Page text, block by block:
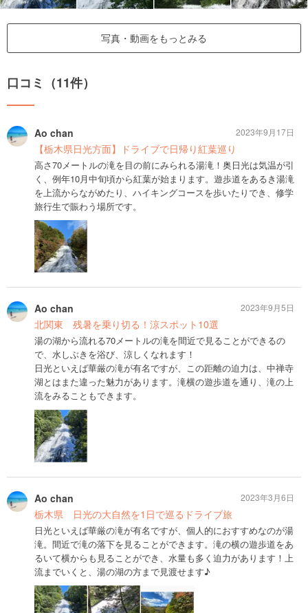
写真・動画をもっとみる
口コミ（11件）
Ao chan
【栃木県日光方面】ドライブで日帰り紅葉巡り
高さ70メートルの滝を目の前にみられる湯滝！奥日光は気温が引
く、例年10月中旬頃から紅葉が始まります。遊歩道をあるき湯滝
を上流からながめたり、ハイキングコースを歩いたりでき、修学
旅行生で賑わう場所です。
2023年9月17日
Ao chan
北関東 残暑を乗り切る！涼スポット10選
湯の湖から流れる70メートルの滝を間近で見ることができるの
で、水しぶきを浴び、涼しくなれます！
日光といえば華厳の滝が有名ですが、この距離の迫力は、中禅寺
湖とはまた違った魅力があります。滝横の遊歩道を通り、滝の上
流をみることもできます。
2023年9月5日
Ao chan
栃木県 日光の大自然を1日で巡るドライブ旅
日光といえば華厳の滝が有名ですが、個人的におすすめなのが湯
滝。間近で滝の落下を見ることができます。滝の横の遊歩道をあ
るいて横からも見ることができ、水量も多く迫力があります！上
流までいくと、湯の湖の方まで見渡せます♪
2023年3月6日